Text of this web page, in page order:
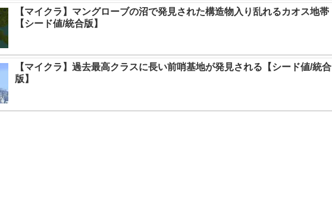
【マイクラ】マングローブの沼で発見された構造物入り乱れるカオス地帯
【シード値/統合版】
【マイクラ】過去最高クラスに長い前哨基地が発見される【シード値/統合
版】